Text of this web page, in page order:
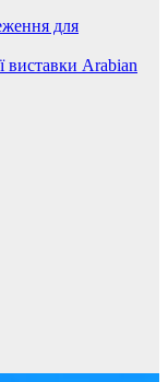
для
виставки Arabian